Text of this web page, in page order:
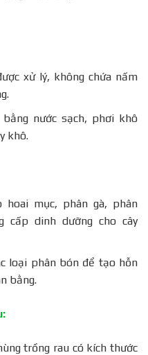
xử lý, không chứa nấm
nước sạch, phơi khô
khô.
hoai mục, phân gà, phân
cấp dinh dưỡng cho cây
loại phân bón để tạo hỗn
bằng.
trồng rau có kích thước